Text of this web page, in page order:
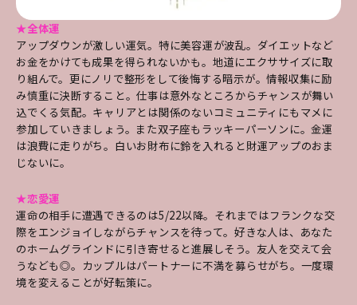
★全体運
アップダウンが激しい運気。特に美容運が波乱。ダイエットなど
お金をかけても成果を得られないかも。地道にエクササイズに取
り組んで。更にノリで整形をして後悔する暗示が。情報収集に励
み慎重に決断すること。仕事は意外なところからチャンスが舞い
込でくる気配。キャリアとは関係のないコミュニティにもマメに
参加していきましょう。また双子座もラッキーパーソンに。金運
は浪費に走りがち。白いお財布に鈴を入れると財運アップのおま
じないに。
★恋愛運
運命の相手に遭遇できるのは5/22以降。それまではフランクな交
際をエンジョイしながらチャンスを待って。好きな人は、あなた
のホームグラインドに引き寄せると進展しそう。友人を交えて会
うなども◎。カップルはパートナーに不満を募らせがち。一度環
境を変えることが好転策に。